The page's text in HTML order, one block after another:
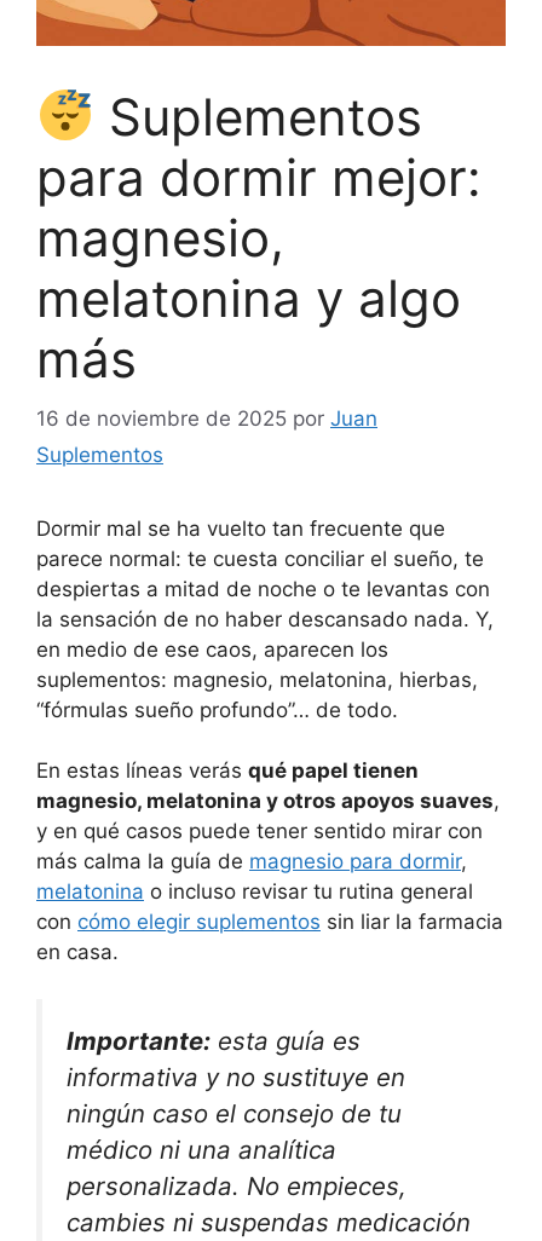
Suplementos
para dormir mejor:
magnesio,
melatonina y algo
más
16 de noviembre de 2025 por Juan
Suplementos
Dormir mal se ha vuelto tan frecuente que
parece normal: te cuesta conciliar el sueño, te
despiertas a mitad de noche o te levantas con
la sensación de no haber descansado nada. Y,
en medio de ese caos, aparecen los
suplementos: magnesio, melatonina, hierbas,
“fórmulas sueño profundo”… de todo.
En estas líneas verás qué papel tienen
magnesio, melatonina y otros apoyos suaves,
y en qué casos puede tener sentido mirar con
más calma la guía de magnesio para dormir,
melatonina o incluso revisar tu rutina general
con cómo elegir suplementos sin liar la farmacia
en casa.
Importante: esta guía es
informativa y no sustituye en
ningún caso el consejo de tu
médico ni una analítica
personalizada. No empieces,
cambies ni suspendas medicación